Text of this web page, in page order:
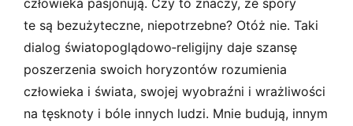
te są bezużyteczne, niepotrzebne? Otóż nie. Taki
dialog światopoglądowo­‑religijny daje szansę
poszerzenia swoich horyzontów rozumienia
człowieka i świata, swojej wyobraźni i wrażliwości
na tęsknoty i bóle innych ludzi. Mnie budują, innym